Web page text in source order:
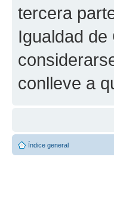
tercera
Igualdad
conlleve a
Índice general